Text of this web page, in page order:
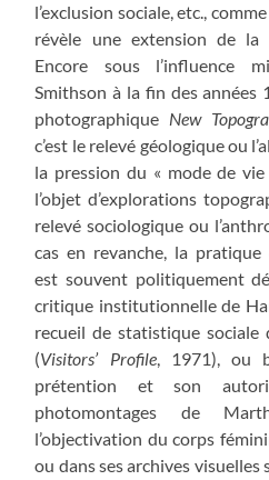
l’exclusion sociale, etc.,
révèle une extension de la
Encore sous l’influence
Smithson à la fin des années
photographique New
c’est le relevé géologique ou
la pression du « mode de
l’objet d’explorations
relevé sociologique ou
cas en revanche, la pratique
est souvent politiquement
critique institutionnelle de
recueil de statistique sociale
(Visitors’ Profile, 1971), ou
prétention et son
photomontages de
l’objectivation du corps
ou dans ses archives